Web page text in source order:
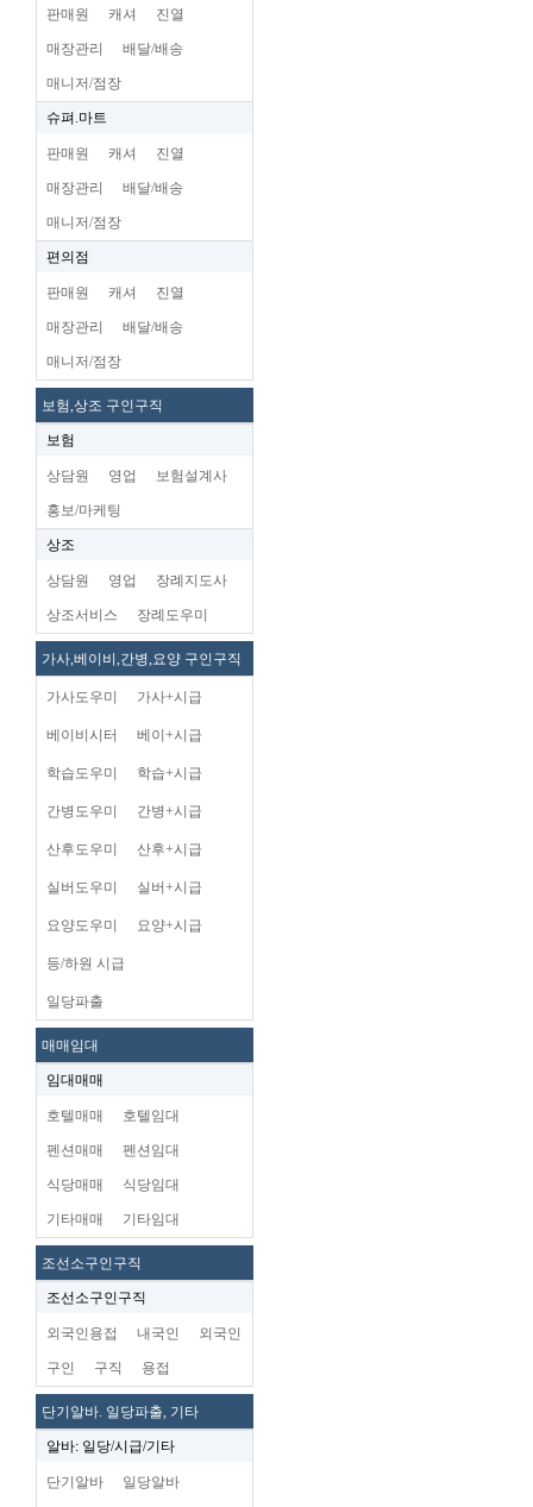
판매원 캐셔 진열
매장관리 배달/배송
매니저/점장
슈펴.마트
판매원 캐셔 진열
매장관리 배달/배송
매니저/점장
편의점
판매원 캐셔 진열
매장관리 배달/배송
매니저/점장
보험,상조 구인구직
보험
상담원 영업 보험설계사
홍보/마케팅
상조
상담원 영업 장례지도사
상조서비스 장례도우미
가사,베이비,간병,요양 구인구직
가사도우미 가사+시급
베이비시터 베이+시급
학습도우미 학습+시급
간병도우미 간병+시급
산후도우미 산후+시급
실버도우미 실버+시급
요양도우미 요양+시급
등/하원 시급
일당파출
매매임대
임대매매
호텔매매 호텔임대
펜션매매 펜션임대
식당매매 식당임대
기타매매 기타임대
조선소구인구직
조선소구인구직
외국인용접 내국인 외국인
구인 구직 용접
단기알바. 일당파출, 기타
알바: 일당/시급/기타
단기알바 일당알바